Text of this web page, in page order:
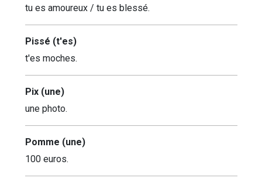
tu es amoureux / tu es blessé.
Pissé (t'es)
t'es moches.
Pix (une)
une photo.
Pomme (une)
100 euros.